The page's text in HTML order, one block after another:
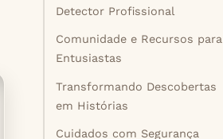
Detector Profissional
Comunidade e Recursos para
Entusiastas
Transformando Descobertas
em Histórias
Cuidados com Segurança